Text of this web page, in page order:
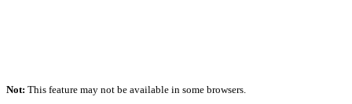
Not: This feature may not be available in some browsers.